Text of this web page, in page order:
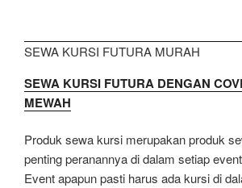
SEWA KURSI FUTURA MURAH
SEWA KURSI FUTURA DENGAN
MEWAH
Produk sewa kursi merupakan produk
penting peranannya di dalam setiap
Event apapun pasti harus ada kursi di